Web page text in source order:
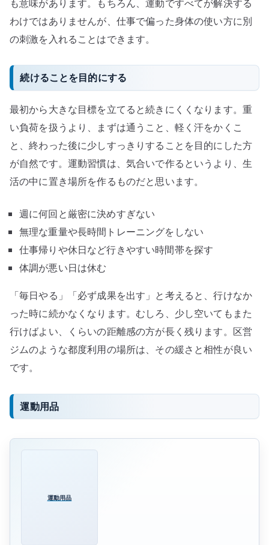
も意味があります。もちろん、運動ですべてが解決する
わけではありませんが、仕事で偏った身体の使い方に別
の刺激を入れることはできます。
続けることを目的にする
最初から大きな目標を立てると続きにくくなります。重
い負荷を扱うより、まずは通うこと、軽く汗をかくこ
と、終わった後に少しすっきりすることを目的にした方
が自然です。運動習慣は、気合いで作るというより、生
活の中に置き場所を作るものだと思います。
週に何回と厳密に決めすぎない
無理な重量や長時間トレーニングをしない
仕事帰りや休日など行きやすい時間帯を探す
体調が悪い日は休む
「毎日やる」「必ず成果を出す」と考えると、行けなか
った時に続かなくなります。むしろ、少し空いてもまた
行けばよい、くらいの距離感の方が長く残ります。区営
ジムのような都度利用の場所は、その緩さと相性が良い
です。
運動用品
運動用品